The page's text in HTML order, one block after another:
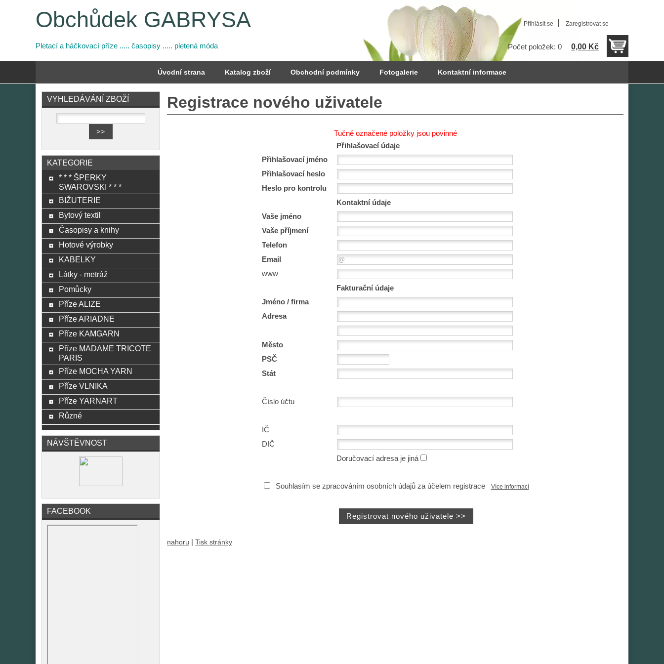
Přihlásit se Zaregistrovat se
Počet položek: 0 0,00 Kč
Obchůdek GABRYSA
Pletací a háčkovací příze ..... časopisy ..... pletená móda
Úvodní strana Katalog zboží Obchodní podmínky Fotogalerie Kontaktní informace
Registrace nového uživatele
Tučně označené položky jsou povinné
Přihlašovací údaje
Přihlašovací jméno
Přihlašovací heslo
Heslo pro kontrolu
Kontaktní údaje
Vaše jméno
Vaše příjmení
Telefon
Email
www
Fakturační údaje
Jméno / firma
Adresa
Město
PSČ
Stát
Číslo účtu
IČ
DIČ
Doručovací adresa je jiná
Souhlasím se zpracováním osobních údajů za účelem registrace Více informací
nahoru | Tisk stránky
VYHLEDÁVÁNÍ ZBOŽÍ
KATEGORIE
* * * ŠPERKY
SWAROVSKI * * *
BIŽUTERIE
Bytový textil
Časopisy a knihy
Hotové výrobky
KABELKY
Látky - metráž
Pomůcky
Příze ALIZE
Příze ARIADNE
Příze KAMGARN
Příze MADAME TRICOTE
PARIS
Příze MOCHA YARN
Příze VLNIKA
Příze YARNART
Různé
NÁVŠTĚVNOST
FACEBOOK